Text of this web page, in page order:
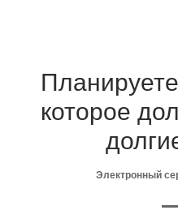
которое
Электронный